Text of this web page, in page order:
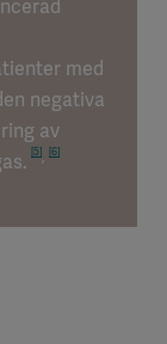
med
negativa
av
[5], [6]